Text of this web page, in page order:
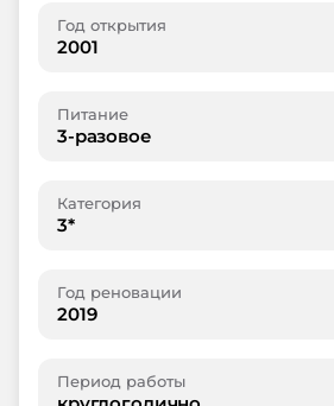
Год открытия
2001
Питание
3-разовое
Категория
3*
Год реновации
2019
Период работы